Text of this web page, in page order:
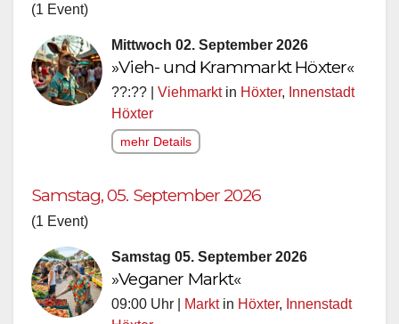
(1 Event)
Mittwoch 02. September 2026
»Vieh- und Krammarkt Höxter«
??:?? | Viehmarktin Höxter, Innenstadt
Höxter
mehr Details
Samstag, 05. September 2026
(1 Event)
Samstag 05. September 2026
»Veganer Markt«
09:00 Uhr | Marktin Höxter, Innenstadt